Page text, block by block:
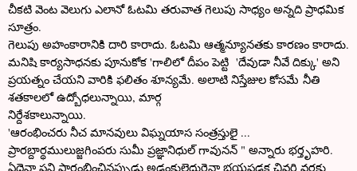
చీకటి వెంట వెలుగు ఎలానో ఓటమి తరువాత గెలుపు సాధ్యం అన్నది ప్రాధమిక
సూత్రం.
గెలుపు అహంకారానికి దారి కారాదు. ఓటమి ఆత్మన్యూనతకు కారణం కారాదు.
మనిషి కార్యసాధనకు పూనుకోక 'గాలిలో దీపం పెట్టి 'దేవుడా నీవే దిక్కు' అని
ప్రయత్నం చేయని వారికి ఫలితం శూన్యమే. అలాటి నిస్తేజుల కోసమే నీతి
శతకాలలో ఉద్బోధలున్నాయి, మార్గ
నిర్దేశకాలున్నాయి.
'ఆరంభించరు నీచ మానవులు విఘ్నయాస సంత్రస్తులై ...
ప్రారబ్దార్థములుజ్జగింపరు సుమీ ప్రజ్ఞానిధుల్ గావునన్ " అన్నారు భర్తృహరి.
ఏదైనా పని ప్రారంభించినప్పుడు అడ్డంకులెదురైనా భయపడక చివరి వరకు